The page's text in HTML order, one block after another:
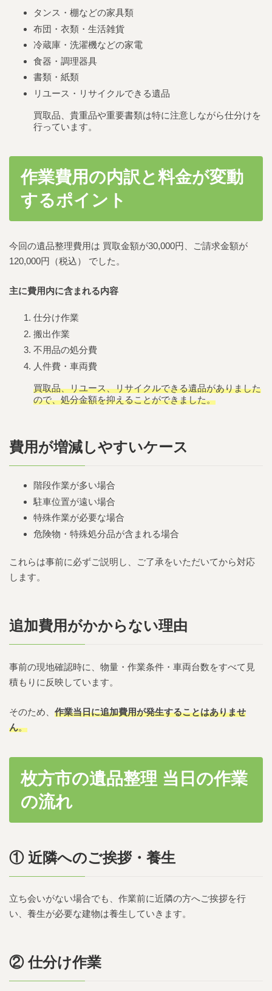
タンス・棚などの家具類
布団・衣類・生活雑貨
冷蔵庫・洗濯機などの家電
食器・調理器具
書類・紙類
リユース・リサイクルできる遺品
買取品、貴重品や重要書類は特に注意しながら仕分けを
行っています。
作業費用の内訳と料金が変動
するポイント
今回の遺品整理費用は 買取金額が30,000円、ご請求金額が
120,000円（税込） でした。
主に費用内に含まれる内容
仕分け作業
搬出作業
不用品の処分費
人件費・車両費
買取品、リユース、リサイクルできる遺品がありました
ので、処分金額を抑えることができました。
費用が増減しやすいケース
階段作業が多い場合
駐車位置が遠い場合
特殊作業が必要な場合
危険物・特殊処分品が含まれる場合
これらは事前に必ずご説明し、ご了承をいただいてから対応
します。
追加費用がかからない理由
事前の現地確認時に、物量・作業条件・車両台数をすべて見
積もりに反映しています。
そのため、 作業当日に追加費用が発生することはありませ
ん。
枚方市の遺品整理 当日の作業
の流れ
① 近隣へのご挨拶・養生
立ち会いがない場合でも、作業前に近隣の方へご挨拶を行
い、養生が必要な建物は養生していきます。
② 仕分け作業